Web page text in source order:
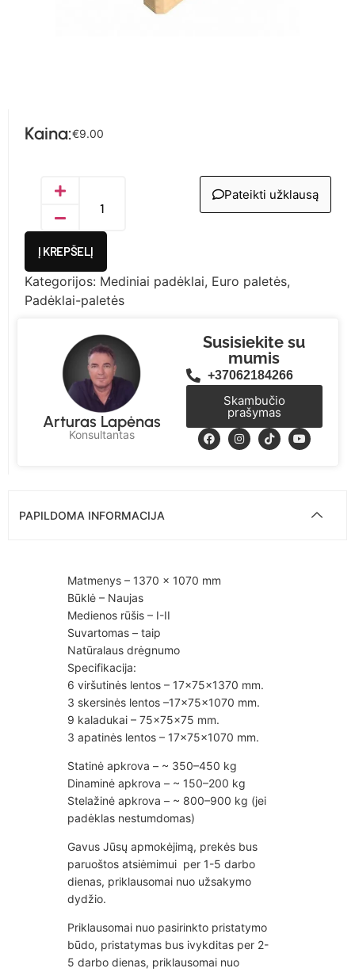
Kaina:€9.00
Į KREPŠELĮ
Pateikti užklausą
Kategorijos: Mediniai padėklai, Euro paletės,
Padėklai-paletės
Susisiekite su
mumis
+37062184266
Skambučio
prašymas
Arturas Lapėnas
Konsultantas
PAPILDOMA INFORMACIJA
Matmenys – 1370 × 1070 mm
Būklė – Naujas
Medienos rūšis – I-II
Suvartomas – taip
Natūralaus drėgnumo
Specifikacija:
6 viršutinės lentos – 17x75x1370 mm.
3 skersinės lentos –17x75x1070 mm.
9 kaladukai – 75x75x75 mm.
3 apatinės lentos – 17x75x1070 mm.
Statinė apkrova – ~ 350–450 kg
Dinaminė apkrova – ~ 150–200 kg
Stelažinė apkrova – ~ 800–900 kg (jei
padėklas nestumdomas)
Gavus Jūsų apmokėjimą, prekės bus
paruoštos atsiėmimui per 1-5 darbo
dienas, priklausomai nuo užsakymo
dydžio.
Priklausomai nuo pasirinkto pristatymo
būdo, pristatymas bus ivykditas per 2-
5 darbo dienas, priklausomai nuo